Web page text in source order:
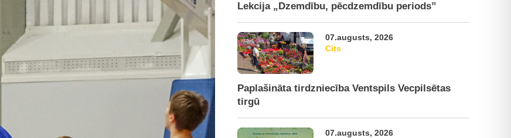
Lekcija „Dzemdību, pēcdzemdību periods”
07.augusts, 2026
Cits
Paplašināta tirdzniecība Ventspils Vecpilsētas
tirgū
07.augusts, 2026